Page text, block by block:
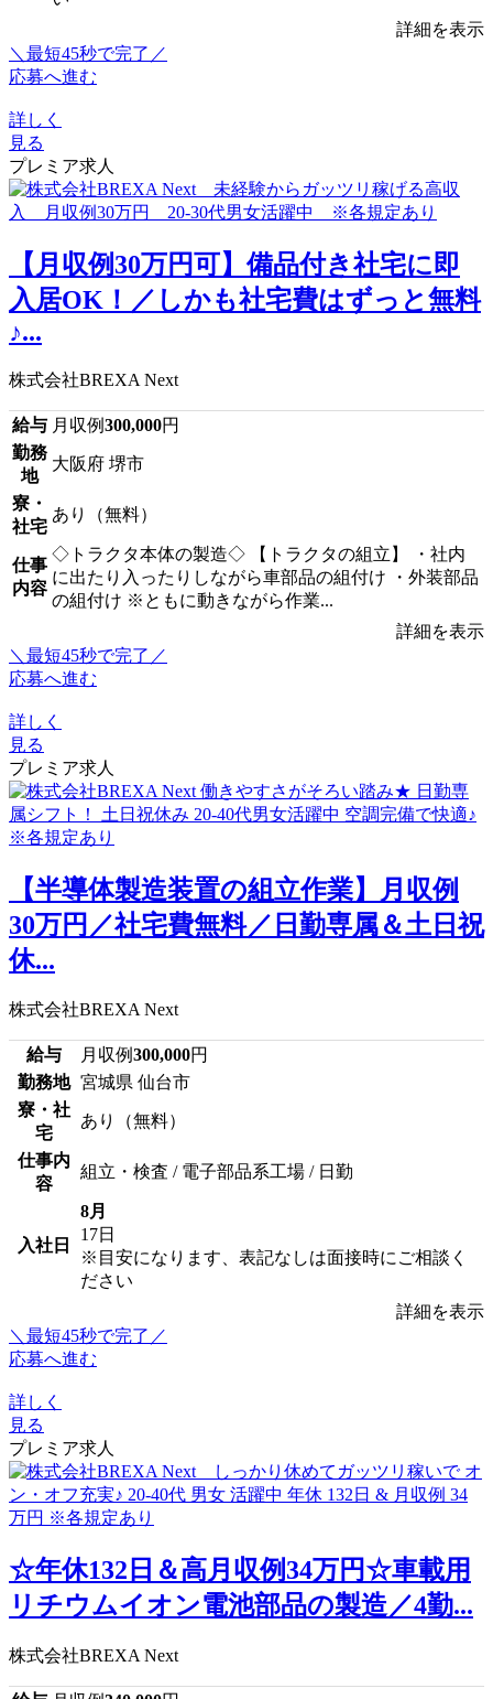
詳細を表示
＼最短45秒で完了／
応募へ進む
詳しく
見る
プレミア求人
【月収例30万円可】備品付き社宅に即
入居OK！／しかも社宅費はずっと無料
♪...
株式会社BREXA Next
給与 月収例300,000円
勤務
地
大阪府 堺市
寮・
社宅
あり（無料）
仕事
内容
◇トラクタ本体の製造◇ 【トラクタの組立】 ・社内
に出たり入ったりしながら車部品の組付け ・外装部品
の組付け ※ともに動きながら作業...
詳細を表示
＼最短45秒で完了／
応募へ進む
詳しく
見る
プレミア求人
【半導体製造装置の組立作業】月収例
30万円／社宅費無料／日勤専属＆土日祝
休...
株式会社BREXA Next
給与 月収例300,000円
勤務地 宮城県 仙台市
寮・社
宅
あり（無料）
仕事内
容
組立・検査 / 電子部品系工場 / 日勤
入社日
8月
17日
※目安になります、表記なしは面接時にご相談く
ださい
詳細を表示
＼最短45秒で完了／
応募へ進む
詳しく
見る
プレミア求人
☆年休132日＆高月収例34万円☆車載用
リチウムイオン電池部品の製造／4勤...
株式会社BREXA Next